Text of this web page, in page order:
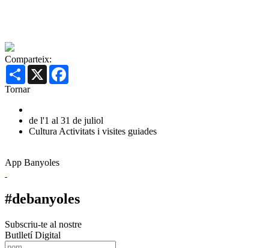
Comparteix:
Share X
Tornar
de l'1 al 31 de juliol
CulturaActivitats i visites guiades
App Banyoles
#debanyoles
Subscriu-te al nostre
Butlletí Digital